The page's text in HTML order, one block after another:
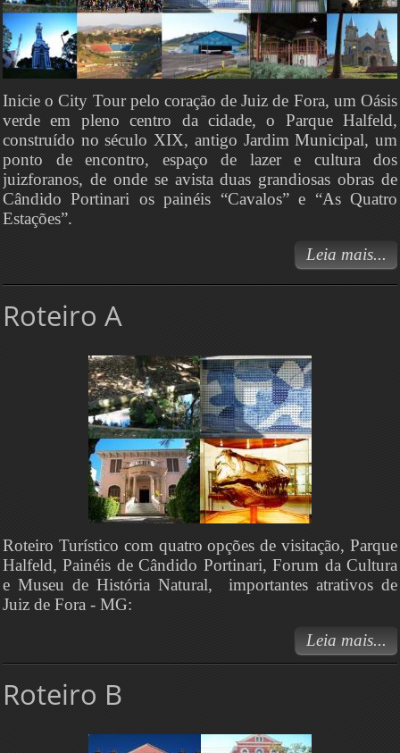
Inicie o City Tour pelo coração de Juiz de Fora, um Oásis
verde em pleno centro da cidade, o Parque Halfeld,
construído no século XIX, antigo Jardim Municipal, um
ponto de encontro, espaço de lazer e cultura dos
juizforanos, de onde se avista duas grandiosas obras de
Cândido Portinari os painéis “Cavalos” e “As Quatro
Estações”.
Leia mais...
Roteiro A
Roteiro Turístico com quatro opções de visitação, Parque
Halfeld, Painéis de Cândido Portinari, Forum da Cultura
e Museu de História Natural, importantes atrativos de
Juiz de Fora - MG:
Leia mais...
Roteiro B